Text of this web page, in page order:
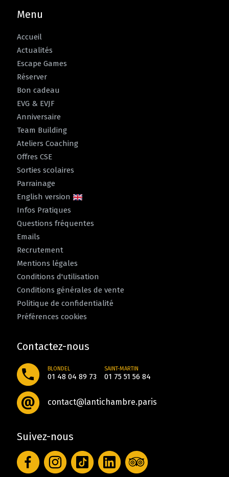
Menu
Accueil
Actualités
Escape Games
Réserver
Bon cadeau
EVG & EVJF
Anniversaire
Team Building
Ateliers Coaching
Offres CSE
Sorties scolaires
Parrainage
English version
Infos Pratiques
Questions fréquentes
Emails
Recrutement
Mentions légales
Conditions d'utilisation
Conditions générales de vente
Politique de confidentialité
Préférences cookies
Contactez-nous
BLONDEL
01 48 04 89 73
SAINT-MARTIN
01 75 51 56 84
contact@lantichambre.paris
Suivez-nous